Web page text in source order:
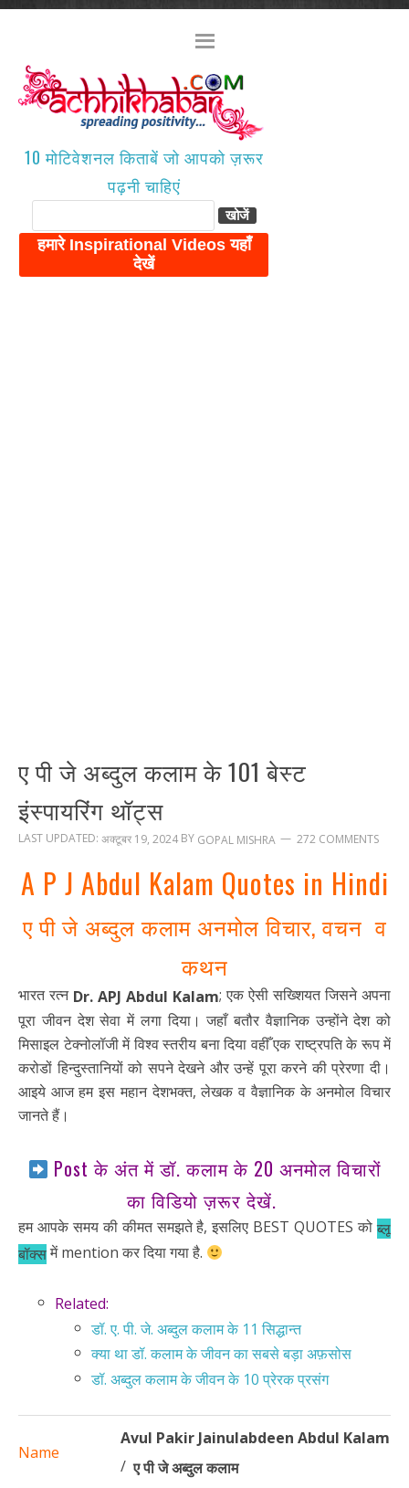
10 मोटिवेशनल किताबें जो आपको ज़रूर
पढ़नी चाहिएं
ए पी जे अब्दुल कलाम के 101 बेस्ट
इंस्पायरिंग थॉट्स
LAST UPDATED: अक्टूबर 19, 2024 BY GOPAL MISHRA 272 COMMENTS
A P J Abdul Kalam Quotes in Hindi
ए पी जे अब्दुल कलाम अनमोल विचार, वचन व
कथन
भारत रत्न Dr. APJ Abdul Kalam; एक ऐसी सख्शियत जिसने अपना
पूरा जीवन देश सेवा में लगा दिया। जहाँ बतौर वैज्ञानिक उन्होंने देश को
मिसाइल टेक्नोलॉजी में विश्व स्तरीय बना दिया वहीँ एक राष्ट्रपति के रूप में
करोडों हिन्दुस्तानियों को सपने देखने और उन्हें पूरा करने की प्रेरणा दी।
आइये आज हम इस महान देशभक्त, लेखक व वैज्ञानिक के अनमोल विचार
जानते हैं।
Post के अंत में डॉ. कलाम के 20 अनमोल विचारों
का विडियो ज़रूर देखें.
हम आपके समय की कीमत समझते है, इसलिए BEST QUOTES कोब्लू
बॉक्समें mention कर दिया गया है.
Related:
डॉ. ए. पी. जे. अब्दुल कलाम के 11 सिद्धान्त
क्या था डॉ. कलाम के जीवन का सबसे बड़ा अफ़सोस
डॉ. अब्दुल कलाम के जीवन के 10 प्रेरक प्रसंग
Name
Avul Pakir Jainulabdeen Abdul Kalam
/ ए पी जे अब्दुल कलाम